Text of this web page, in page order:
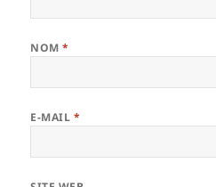
NOM*
E-MAIL *